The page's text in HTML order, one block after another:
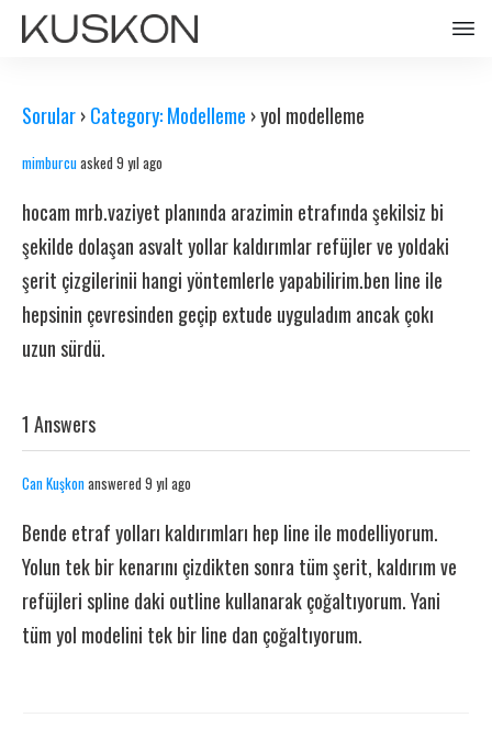
Sorular›Category: Modelleme ›yol modelleme
mimburcuasked 9 yıl ago
hocam mrb.vaziyet planında arazimin etrafında şekilsiz bi
şekilde dolaşan asvalt yollar kaldırımlar refüjler ve yoldaki
şerit çizgilerinii hangi yöntemlerle yapabilirim.ben line ile
hepsinin çevresinden geçip extude uyguladım ancak çokı
uzun sürdü.
1 Answers
Can Kuşkonanswered 9 yıl ago
Bende etraf yolları kaldırımları hep line ile modelliyorum.
Yolun tek bir kenarını çizdikten sonra tüm şerit, kaldırım ve
refüjleri spline daki outline kullanarak çoğaltıyorum. Yani
tüm yol modelini tek bir line dan çoğaltıyorum.